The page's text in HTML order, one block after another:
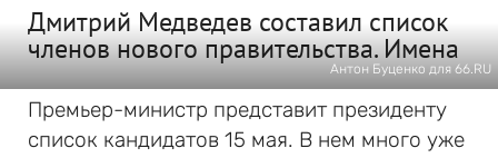
Дмитрий Медведев составил список
членов нового правительства. Имена
Антон Буценко для 66.RU
Премьер-министр представит президенту
список кандидатов 15 мая. В нем много уже